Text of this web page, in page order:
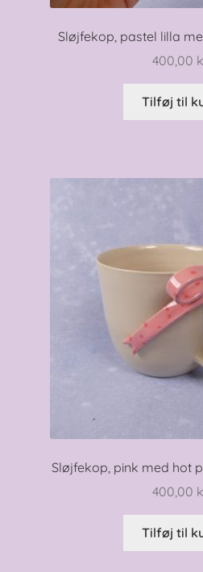
Sløjfekop, pastel lilla
400,00
Tilføj til
Sløjfekop, pink med hot
400,00
Tilføj til